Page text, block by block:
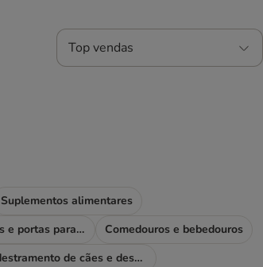
Top vendas
Suplementos alimentares
Casotas, jaulas e portas para cães
Comedouros e bebedouros
Adestramento de cães e desporto